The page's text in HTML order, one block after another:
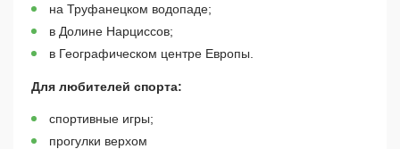
на Труфанецком водопаде;
в Долине Нарциссов;
в Географическом центре Европы.
Для любителей спорта:
спортивные игры;
прогулки верхом